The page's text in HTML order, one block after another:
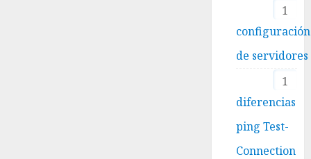
1
configuración
de servidores
1
diferencias
ping Test-
Connection